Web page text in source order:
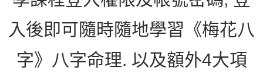
入後即可隨時隨地學習《梅花八
字》八字命理. 以及額外4大項